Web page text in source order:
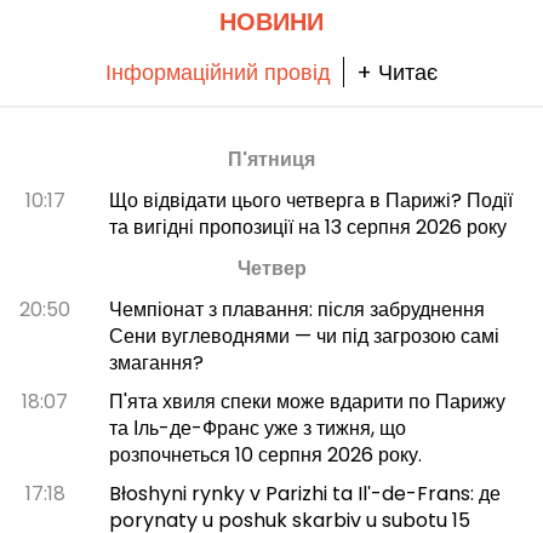
НОВИНИ
Інформаційний провід + Читає
П'ятниця
10:17
Що відвідати цього четверга в Парижі? Події
та вигідні пропозиції на 13 серпня 2026 року
Четвер
20:50
Чемпіонат з плавання: після забруднення
Сени вуглеводнями — чи під загрозою самі
змагання?
18:07
П'ята хвиля спеки може вдарити по Парижу
та Іль-де-Франс уже з тижня, що
розпочнеться 10 серпня 2026 року.
17:18
Błoshyni rynky v Parizhi ta Ilʹ-de-Frans: де
porynaty u poshuk skarbiv u subotu 15